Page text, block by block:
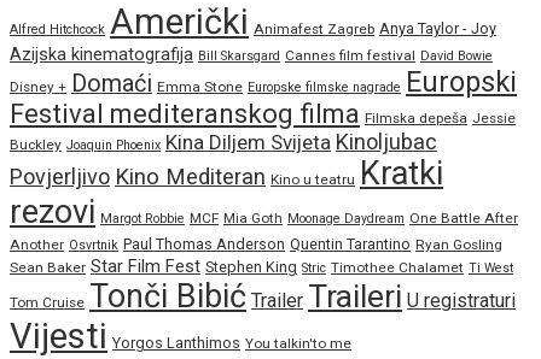
Alfred Hitchcock Američki Animafest Zagreb Anya Taylor - Joy
Azijska kinematografija Bill Skarsgard Cannes film festival David Bowie
Disney + Domaći Emma Stone Europske filmske nagrade Europski
Festival mediteranskog filma Filmska depeša Jessie
Buckley Joaquin Phoenix Kina Diljem Svijeta Kinoljubac
Povjerljivo Kino Mediteran Kino u teatru
Kratki
rezovi Margot Robbie MCF Mia Goth Moonage Daydream One Battle After
Another Osvrtnik Paul Thomas Anderson Quentin Tarantino Ryan Gosling
Sean Baker Star Film Fest Stephen King Stric Timothee Chalamet Ti West
Tom Cruise Tonči Bibić Trailer Traileri U registraturi
Vijesti Yorgos Lanthimos You talkin'to me